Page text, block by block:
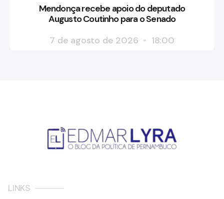
Mendonça recebe apoio do deputado
Augusto Coutinho para o Senado
7 de agosto de 2026
18:00
LINKS